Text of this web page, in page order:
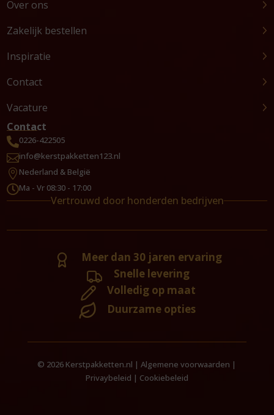
Over ons
Zakelijk bestellen
Inspiratie
Contact
Vacature
Contact
0226-422505
info@kerstpakketten123.nl
 Nederland & België
Ma - Vr 08:30 - 17:00
Vertrouwd door honderden bedrijven
Meer dan 30 jaren ervaring
Snelle levering
Volledig op maat
Duurzame opties
© 2026 Kerstpakketten.nl |Algemene voorwaarden |
Privaybeleid | Cookiebeleid